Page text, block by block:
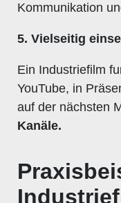
Kommunikation
5. Vielseitig
Ein Industriefilm
YouTube, in
auf der nächsten
Kanäle.